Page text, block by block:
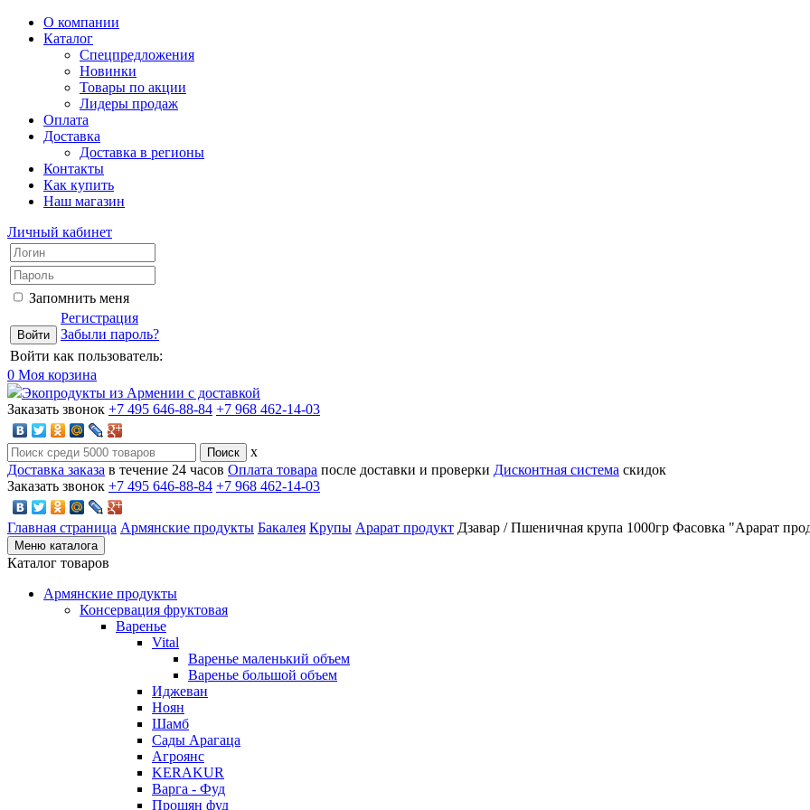
О компании
Каталог
Спецпредложения
Новинки
Товары по акции
Лидеры продаж
Оплата
Доставка
Доставка в регионы
Контакты
Как купить
Наш магазин
Личный кабинет
Запомнить меня
Регистрация
Забыли пароль?
Войти как пользователь:
0 Моя корзина
Экопродукты из Армении с доставкой
Заказать звонок +7 495 646-88-84 +7 968 462-14-03
x
Доставка заказа в течение 24 часов Оплата товара после доставки и проверки Дисконтная система скидок
Заказать звонок +7 495 646-88-84 +7 968 462-14-03
Главная страница Армянские продукты Бакалея Крупы Арарат продукт Дзавар / Пшеничная крупа 1000гр Фасовка "Арарат
Меню каталога
Каталог товаров
Армянские продукты
Консервация фруктовая
Варенье
Vital
Варенье маленький объем
Варенье большой объем
Иджеван
Ноян
Шамб
Сады Арагаца
Агроянс
KERAKUR
Варга - Фуд
Прошян фуд